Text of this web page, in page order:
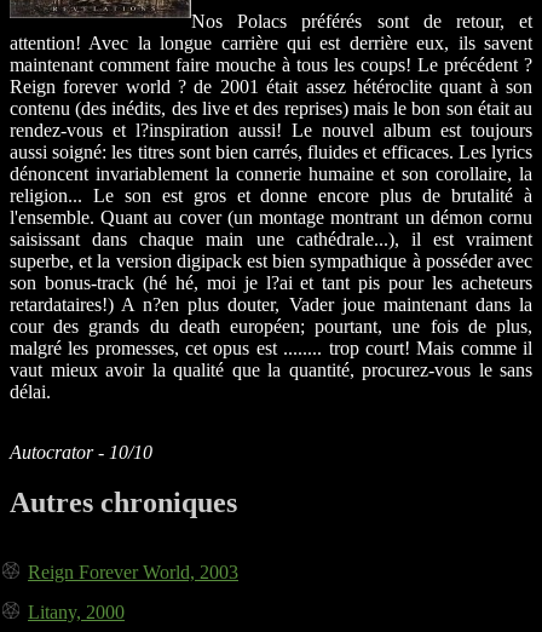
Nos Polacs préférés sont de retour, et
attention! Avec la longue carrière qui est derrière eux, ils savent
maintenant comment faire mouche à tous les coups! Le précédent ?
Reign forever world ? de 2001 était assez hétéroclite quant à son
contenu (des inédits, des live et des reprises) mais le bon son était au
rendez-vous et l?inspiration aussi! Le nouvel album est toujours
aussi soigné: les titres sont bien carrés, fluides et efficaces. Les lyrics
dénoncent invariablement la connerie humaine et son corollaire, la
religion... Le son est gros et donne encore plus de brutalité à
l'ensemble. Quant au cover (un montage montrant un démon cornu
saisissant dans chaque main une cathédrale...), il est vraiment
superbe, et la version digipack est bien sympathique à posséder avec
son bonus-track (hé hé, moi je l?ai et tant pis pour les acheteurs
retardataires!) A n?en plus douter, Vader joue maintenant dans la
cour des grands du death européen; pourtant, une fois de plus,
malgré les promesses, cet opus est ........ trop court! Mais comme il
vaut mieux avoir la qualité que la quantité, procurez-vous le sans
délai.
Autocrator - 10/10
Autres chroniques
Reign Forever World, 2003
Litany, 2000